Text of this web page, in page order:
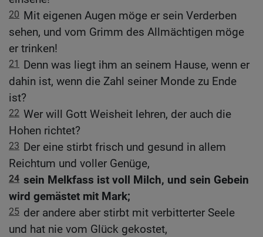
20 Mit eigenen Augen möge er sein Verderben
sehen, und vom Grimm des Allmächtigen möge
er trinken!
21
Denn was liegt ihm an seinem Hause, wenn er
dahin ist, wenn die Zahl seiner Monde zu Ende
ist?
22 Wer will Gott Weisheit lehren, der auch die
Hohen richtet?
23 Der eine stirbt frisch und gesund in allem
Reichtum und voller Genüge,
24 sein Melkfass ist voll Milch, und sein Gebein
wird gemästet mit Mark;
25 der andere aber stirbt mit verbitterter Seele
und hat nie vom Glück gekostet,